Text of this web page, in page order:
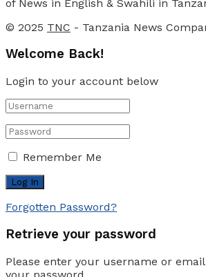
of News in English & Swahili in
© 2025 TNC - Tanzania News
Welcome Back!
Login to your account below
Remember Me
Forgotten Password?
Retrieve your password
Please enter your username or
your password.